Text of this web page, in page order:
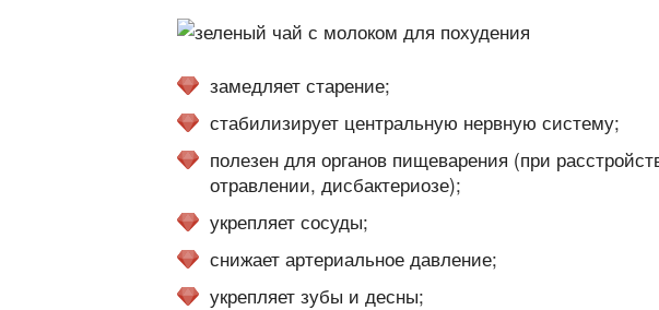
замедляет старение;
стабилизирует центральную нервную систему;
полезен для органов пищеварения (при
отравлении, дисбактериозе);
укрепляет сосуды;
снижает артериальное давление;
укрепляет зубы и десны;